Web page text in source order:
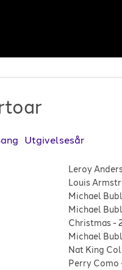
Utgivelsesår
Leroy
Louis
Michael
Michael
Christmas-
Michael
Nat King
Perry Como